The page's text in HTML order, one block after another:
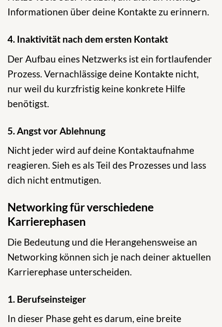
Informationen über deine Kontakte zu erinnern.
4. Inaktivität nach dem ersten Kontakt
Der Aufbau eines Netzwerks ist ein fortlaufender
Prozess. Vernachlässige deine Kontakte nicht,
nur weil du kurzfristig keine konkrete Hilfe
benötigst.
5. Angst vor Ablehnung
Nicht jeder wird auf deine Kontaktaufnahme
reagieren. Sieh es als Teil des Prozesses und lass
dich nicht entmutigen.
Networking für verschiedene
Karrierephasen
Die Bedeutung und die Herangehensweise an
Networking können sich je nach deiner aktuellen
Karrierephase unterscheiden.
1. Berufseinsteiger
In dieser Phase geht es darum, eine breite